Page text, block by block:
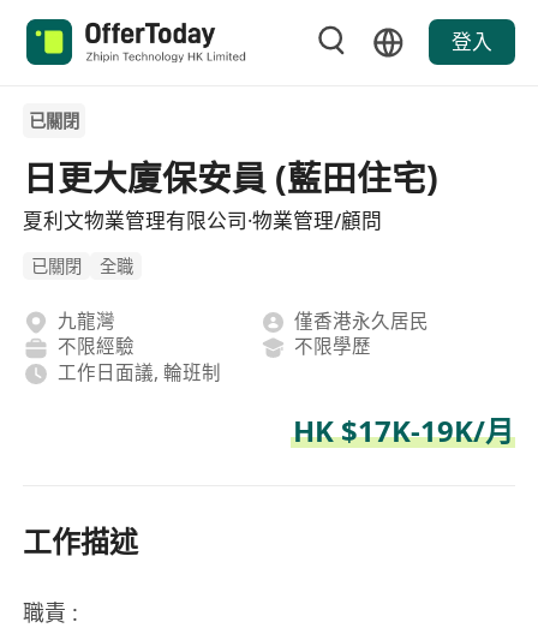
登入
已關閉
日更大廈保安員 (藍田住宅)
夏利文物業管理有限公司·物業管理/顧問
已關閉 全職
九龍灣
僅香港永久居民
不限經驗
不限學歷
工作日面議, 輪班制
HK $17K-19K/月
工作描述
職責 :